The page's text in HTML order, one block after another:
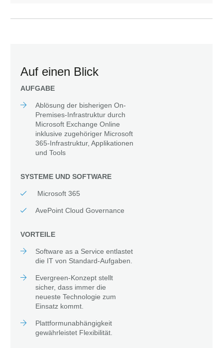
Auf einen Blick
AUFGABE
Ablösung der bisherigen On-
Premises-Infrastruktur durch
Microsoft Exchange Online
inklusive zugehöriger Microsoft
365-Infrastruktur, Applikationen
und Tools
SYSTEME UND SOFTWARE
Microsoft 365
AvePoint Cloud Governance
VORTEILE
Software as a Service entlastet
die IT von Standard-Aufgaben.
Evergreen-Konzept stellt
sicher, dass immer die
neueste Technologie zum
Einsatz kommt.
Plattformunabhängigkeit
gewährleistet Flexibilität.